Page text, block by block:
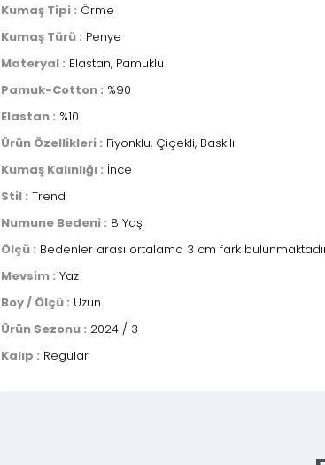
Kumaş Tipi : Örme
Kumaş Türü : Penye
Materyal : Elastan, Pamuklu
Pamuk-Cotton : %90
Elastan : %10
Ürün Özellikleri : Fiyonklu, Çiçekli, Baskılı
Kumaş Kalınlığı : İnce
Stil : Trend
Numune Bedeni : 8 Yaş
Ölçü : Bedenler arası ortalama 3 cm fark
Mevsim : Yaz
Boy / Ölçü : Uzun
Ürün Sezonu : 2024 / 3
Kalıp : Regular